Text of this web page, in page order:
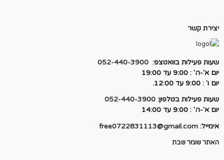
יצירת קשר
שעות פעילות בוואטצפ: 052-440-3900
יום א'-ה' : 9:00 עד 19:00
יום ו' : 9:00 עד 12:00.
שעות פעילות בטלפון: 052-440-3900
יום א'-ה' : 9:00 עד 14:00
אימייל: free0722831113@gmail.com
האתר שומר שבת